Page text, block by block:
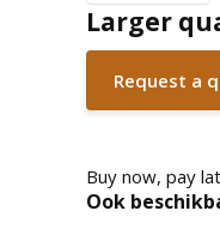
Larger
Request a
Buy now, pay
Ook